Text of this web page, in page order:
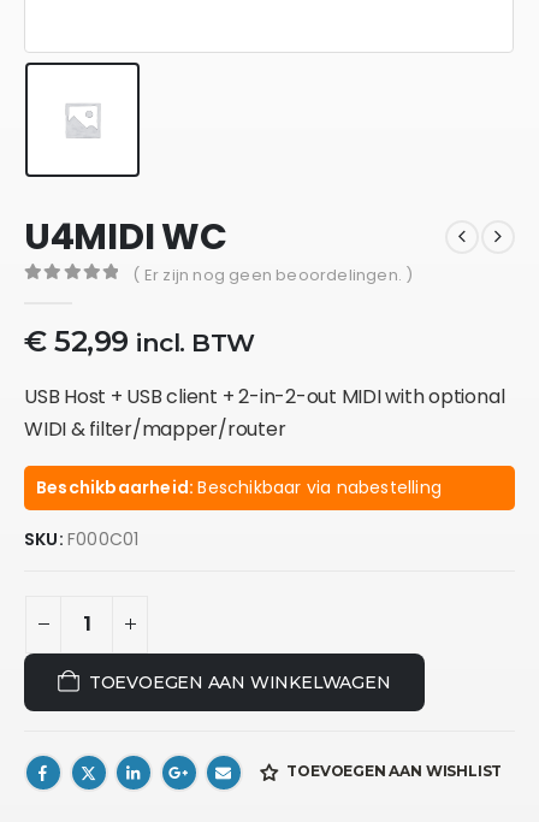
U4MIDI WC
( Er zijn nog geen beoordelingen. )
€52,99 incl. BTW
USB Host + USB client + 2-in-2-out MIDI with optional
WIDI & filter/mapper/router
Beschikbaarheid:Beschikbaar via nabestelling
SKU: F000C01
TOEVOEGEN AAN WINKELWAGEN
TOEVOEGEN AAN WISHLIST